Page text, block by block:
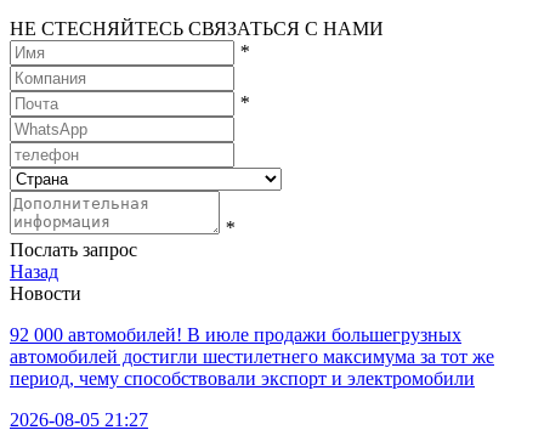
НЕ СТЕСНЯЙТЕСЬ СВЯЗАТЬСЯ С НАМИ
*
*
*
Послать запрос
Назад
Новости
92 000 автомобилей! В июле продажи большегрузных
автомобилей достигли шестилетнего максимума за тот же
период, чему способствовали экспорт и электромобили
2026-08-05 21:27